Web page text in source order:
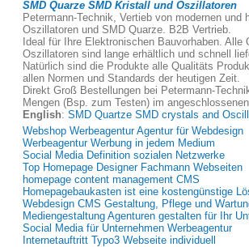
SMD Quarze SMD Kristall und Oszillatoren
Petermann-Technik, Vertieb von modernen und
Oszillatoren und SMD Quarze. B2B Vertrieb.
Ideal für Ihre Elektronischen Bauvorhaben. Alle
Oszillatoren sind lange erhältlich und schnell
Natürlich sind die Produkte alle Qualitäts
allen Normen und Standards der heutigen Zeit.
Direkt Groß Bestellungen bei Petermann-
Mengen (Bsp. zum Testen) im
English: SMD Quartze SMD crystals and
Webshop Werbeagentur Agentur für Webdesign
Werbeagentur Werbung in jedem Medium
Social Media Definition sozialen Netzwerke
Top Homepage Designer Fachmann Webseiten
homepage content management CMS
Homepagebaukasten ist eine kostengünstige
Webdesign CMS Gestaltung, Pflege und
Mediengestaltung Agenturen gestalten für Ihr
Social Media für Unternehmen Werbeagentur
Internetauftritt Typo3 Webseite individuell